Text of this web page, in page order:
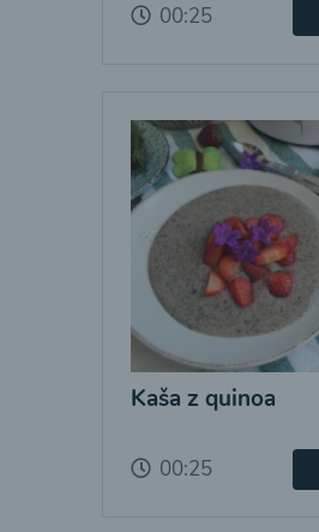
00:25
Kaša z quinoa
00:25